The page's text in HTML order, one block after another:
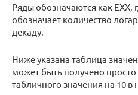
Ряды обозначаются как EXX,
обозначает количество
декаду.
Ниже указана таблица
может быть получено
табличного значения на 10 в